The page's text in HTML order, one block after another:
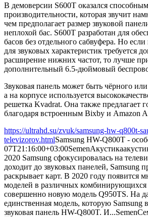
В демоверсии S600T оказался
производительности, которая звучит
чем предполагает размер звуковой
неплохой бас. S600T разработан для
басов без отдельного сабвуфера. Но
для звуковых характеристик требуется
расширение нижних частот, то лучше
дополнительный 6.5-дюймовый
Звуковая панель может быть чёрного или
а на корпусе используется
решетка Kvadrat. Она также предлагает
благодаря встроенным Bixby и Amazon
https://ultrahd.su/zvuk/samsung-hw-q800t-
televizorov.htmlSamsung HW-Q800T -
07T21:16:00+03:00SemenАкустика
2020 Samsung сфокусировалась на
доходит до звуковых панелей, Samsung
раскрывает карт. В 2020 году появится
моделей в различных комбинирующихся
совершенно новую модель Q950TS. На
единственная модель, которую Samsung
звуковая панель HW-Q800T. И...Semen